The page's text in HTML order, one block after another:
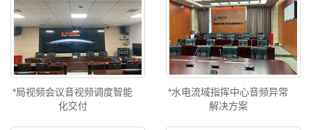
*局视频会议音视频调度智能
化交付
*水电流域指挥中心音频异常
解决方案